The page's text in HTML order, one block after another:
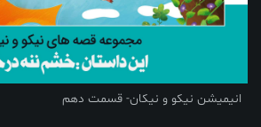
انیمیشن نیکو و نیکان- قسمت دهم